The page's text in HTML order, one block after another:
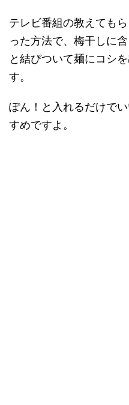
テレビ番組の教えても
った方法で、梅干しに
と結びついて麺にコシ
す。
ぽん！と入れるだけで
すめですよ。